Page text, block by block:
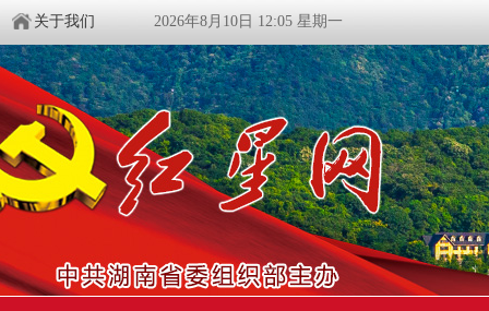
关于我们 2026年8月10日 12:05 星期一